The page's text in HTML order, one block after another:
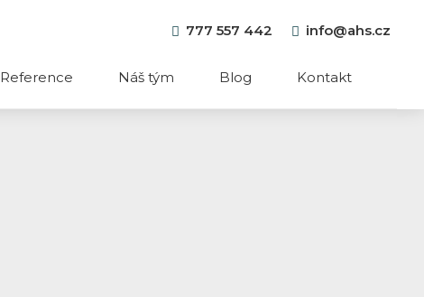
777 557 442 info@ahs.cz
Reference Náš tým Blog Kontakt